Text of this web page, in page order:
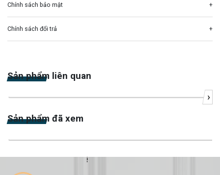
Chính sách bảo mật
Chính sách đổi trả
Sản phẩm liên quan
›
Sản phẩm đã xem